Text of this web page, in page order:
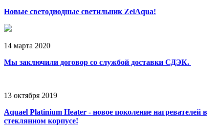
Новые светодиодные светильник ZelAqua!
14 марта 2020
Мы заключили договор со службой доставки СДЭК.
13 октября 2019
Aquael Platinium Heater - новое поколение нагревателей в
стеклянном корпусе!